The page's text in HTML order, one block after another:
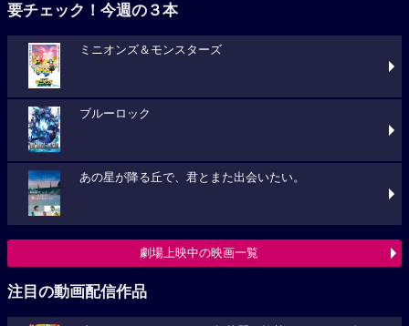
要チェック！今週の３本
ミニオンズ＆モンスターズ
ブルーロック
あの星が降る丘で、君とまた出会いたい。
劇場上映中の映画一覧
注目の動画配信作品